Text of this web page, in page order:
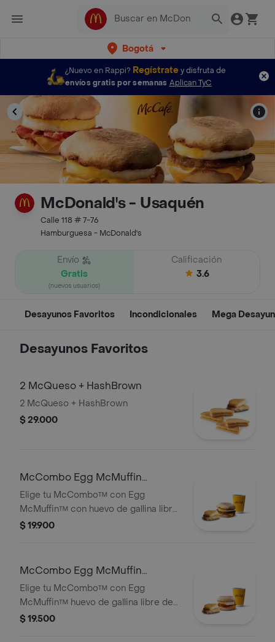
Bogotá
¿Nuevo en Rappi? Regístratey disfruta de
envíos gratis por semanas Aplican TyC
McDonald's - Usaquén
Calle 118 # 7-76
Hamburguesa - McDonald's
Envío
Gratis
(nuevos usuarios)
Calificación
3.6
Desayunos Favoritos Incondicionales Mega
Desayunos Favoritos
2 McQueso + HashBrown
2 McQueso + HashBrown
$ 29.000
McCombo Egg McMuffin
Salchicha
Elige tu McCombo™ con Egg
McMuffin™ con huevo de gallina libre
jaula, queso cheddar, salchicha y
Certificación Rainforest Alliance.
$ 19.900
McCombo Egg McMuffin
Tocineta
Elige tu McCombo™ con Egg
McMuffin™ huevo de gallina libre de
jaula, queso cheddar, tocineta y
$ 19.500